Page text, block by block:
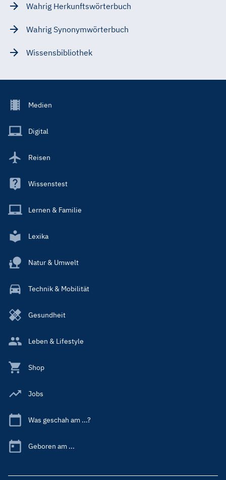
Wahrig Herkunftswörterbuch
Wahrig Synonymwörterbuch
Wissensbibliothek
Footer
Main
Medien
Digital
Reisen
Wissenstest
Lernen & Familie
Lexika
Natur & Umwelt
Technik & Mobilität
Gesundheit
Leben & Lifestyle
Shop
Jobs
Was geschah am ...?
Geboren am ...